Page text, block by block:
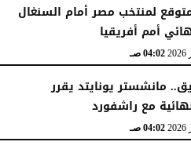
لمنتخب مصر أمام السنغال
أمم أفريقيا
04:02 صـ
مانشستر يونايتد يقرر
مع راشفورد
04:02 صـ